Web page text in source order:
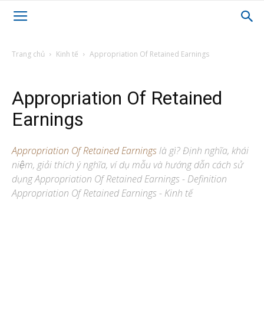
Trang chủ Kinh tế Appropriation Of Retained Earnings
Appropriation Of Retained
Earnings
Appropriation Of Retained Earningslà gì? Định nghĩa, khái
niệm, giải thích ý nghĩa, ví dụ mẫu và hướng dẫn cách sử
dụng Appropriation Of Retained Earnings - Definition
Appropriation Of Retained Earnings - Kinh tế